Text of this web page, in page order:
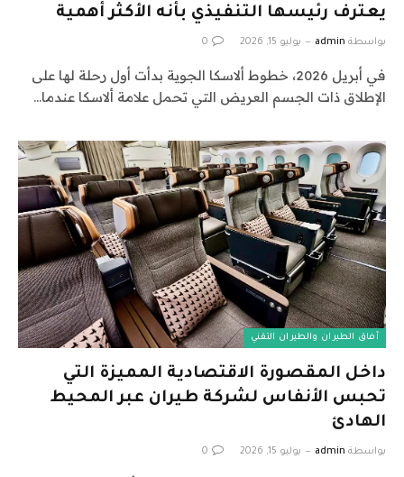
يعترف رئيسها التنفيذي بأنه الأكثر أهمية
بواسطة admin يوليو 15, 2026 0
في أبريل 2026، خطوط ألاسكا الجوية بدأت أول رحلة لها على
الإطلاق ذات الجسم العريض التي تحمل علامة ألاسكا عندما…
آفاق الطيران والطيران التقني
داخل المقصورة الاقتصادية المميزة التي
تحبس الأنفاس لشركة طيران عبر المحيط
الهادئ
بواسطة admin يوليو 15, 2026 0